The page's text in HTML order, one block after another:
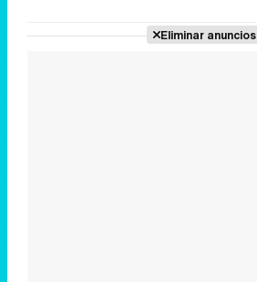
Eliminar anuncios